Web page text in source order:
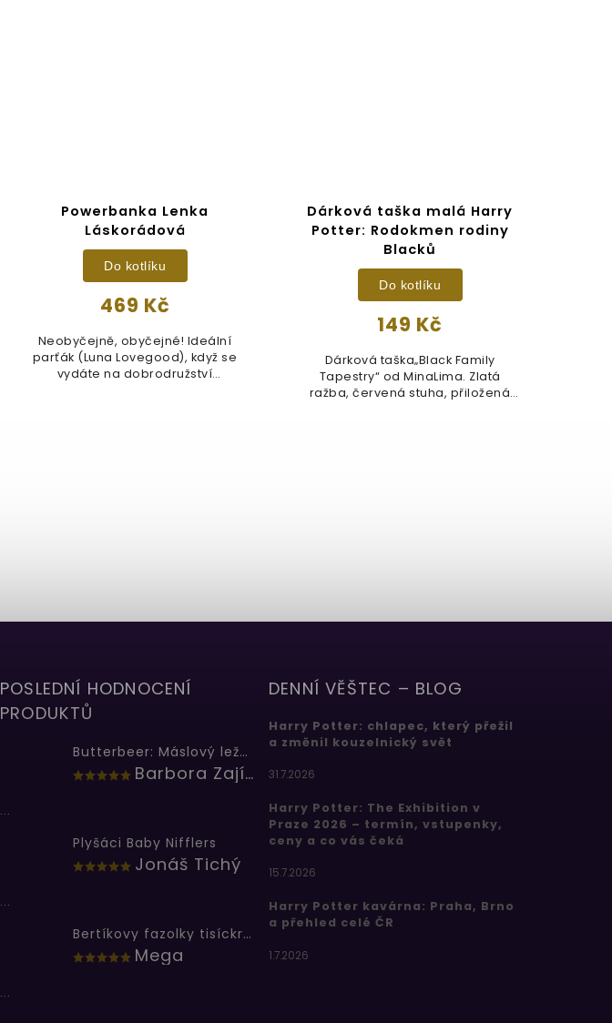
Powerbanka Lenka
Láskorádová
469 Kč
Do kotlíku
Neobyčejně, obyčejné! Ideální
parťák (Luna Lovegood), když se
vydáte na dobrodružství
Dárková taška malá Harry
Potter: Rodokmen rodiny
Blacků
149 Kč
Do kotlíku
Dárková taška„Black Family
Tapestry“ od MinaLima. Zlatá
ražba, červená stuha, přiložená
POSLEDNÍ HODNOCENÍ
PRODUKTŮ
Butterbeer: Máslový ležák
Barbora Zajícová
...
Plyšáci Baby Nifflers
Jonáš Tichý
...
Bertíkovy fazolky tisíckrát jinak
Mega
...
DENNÍ VĚŠTEC – BLOG
Harry Potter: chlapec, který přežil
a změnil kouzelnický svět
31.7.2026
Harry Potter: The Exhibition v
Praze 2026 – termín, vstupenky,
ceny a co vás čeká
15.7.2026
Harry Potter kavárna: Praha, Brno
a přehled celé ČR
1.7.2026